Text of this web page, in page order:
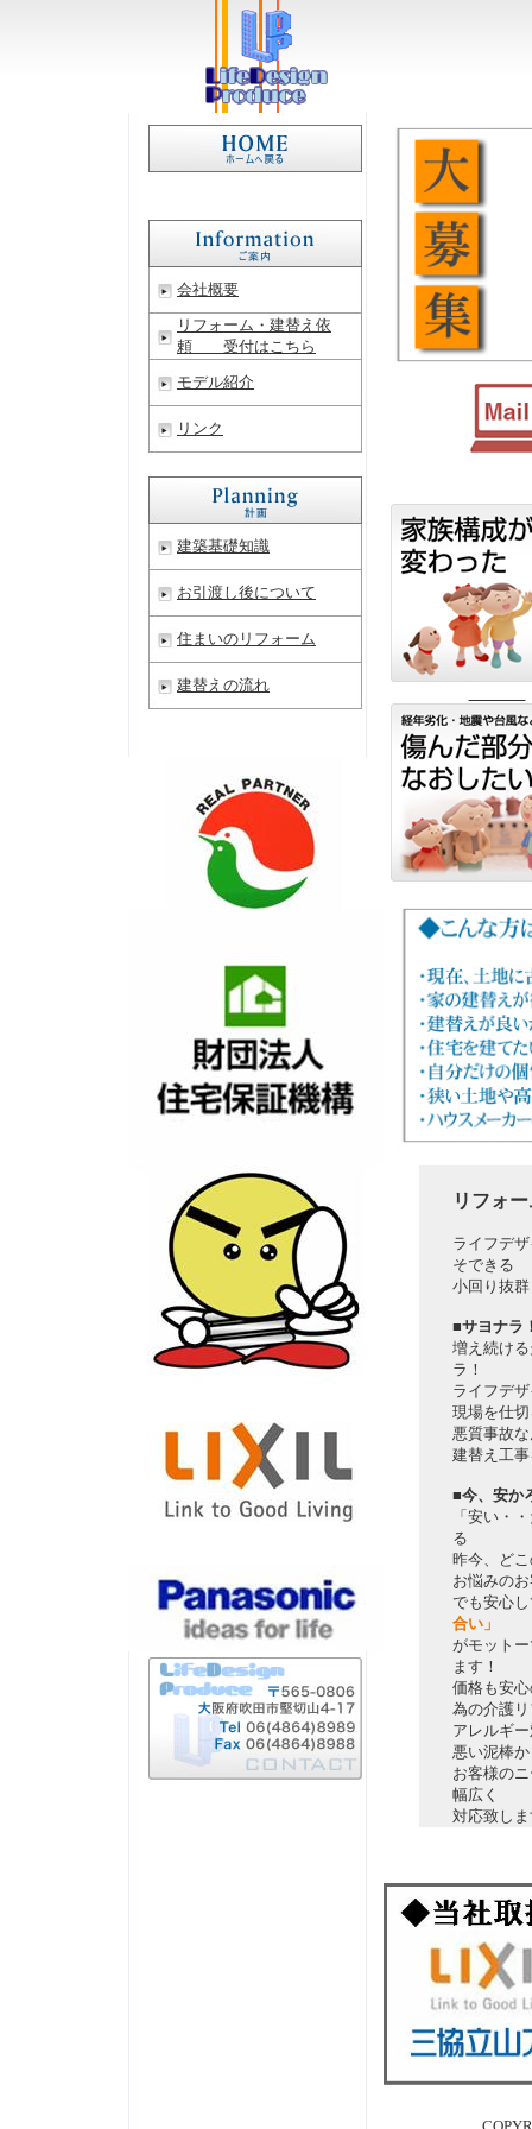
会社概要
リフォーム・建替え依
頼 受付はこちら
モデル紹介
リンク
建築基礎知識
お引渡し後について
住まいのリフォーム
建替えの流れ
リフォ
ライフデ
そできる
小回り抜
■サヨナラ
増え続け
ラ！
ライフデ
現場を仕
悪質事故
建替え工
■今、安か
「安い・
る
昨今、ど
お悩みの
でも安心
合い」
がモット
ます！
価格も安
為の介護
アレルギ
悪い泥棒
お客様の
幅広く
対応致し